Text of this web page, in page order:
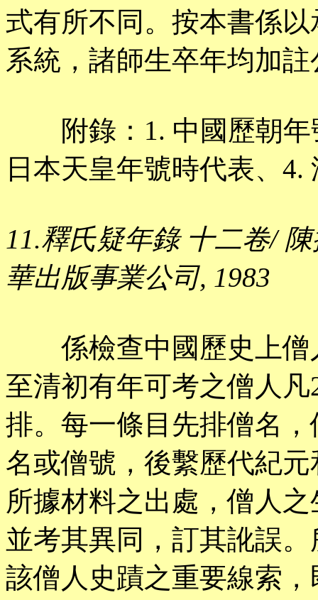
式有所不同。按本書係
系統，諸師生卒年均加
附錄：1. 中國歷朝年
日本天皇年號時代表、
11.釋氏疑年錄 十二卷/
華出版事業公司, 1983
係檢查中國歷史上僧
至清初有年可考之僧人
排。每一條目先排僧名
名或僧號，後繫歷代紀
所據材料之出處，僧人
並考其異同，訂其訛誤
該僧人史蹟之重要線索